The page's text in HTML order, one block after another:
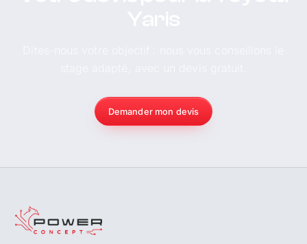
Demander mon devis